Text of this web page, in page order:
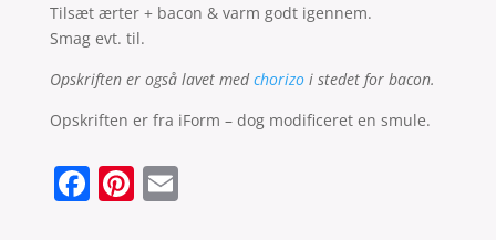
Tilsæt ærter + bacon & varm godt igennem.
Smag evt. til.
Opskriften er også lavet medchorizoi stedet for bacon.
Opskriften er fra iForm – dog modificeret en smule.
F Pi E